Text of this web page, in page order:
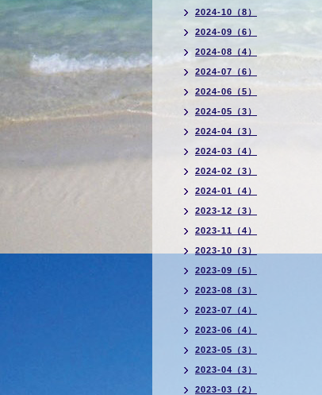
2024-10（8）
2024-09（6）
2024-08（4）
2024-07（6）
2024-06（5）
2024-05（3）
2024-04（3）
2024-03（4）
2024-02（3）
2024-01（4）
2023-12（3）
2023-11（4）
2023-10（3）
2023-09（5）
2023-08（3）
2023-07（4）
2023-06（4）
2023-05（3）
2023-04（3）
2023-03（2）